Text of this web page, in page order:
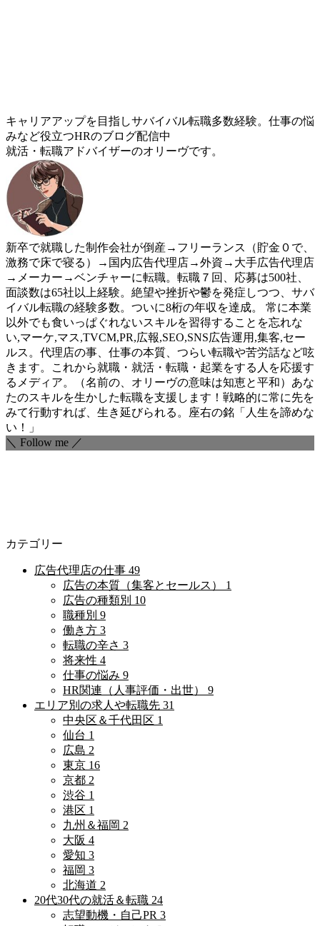
キャリアアップを目指しサバイバル転職多数経験。仕事の悩
みなど役立つHRのブログ配信中
就活・転職アドバイザーのオリーヴです。
新卒で就職した制作会社が倒産→フリーランス（貯金０で、
激務で床で寝る）→国内広告代理店→外資→大手広告代理店
→メーカー→ベンチャーに転職。転職７回、応募は500社、
面談数は65社以上経験。絶望や挫折や鬱を発症しつつ、サバ
イバル転職の経験多数。ついに8桁の年収を達成。 常に本業
以外でも食いっぱぐれないスキルを習得することを忘れな
い,マーケ,マス,TVCM,PR,広報,SEO,SNS広告運用,集客,セー
ルス。代理店の事、仕事の本質、つらい転職や苦労話など呟
きます。これから就職・就活・転職・起業をする人を応援す
るメディア。（名前の、オリーヴの意味は知恵と平和）あな
たのスキルを生かした転職を支援します！戦略的に常に先を
みて行動すれば、生き延びられる。座右の銘「人生を諦めな
い！」
＼ Follow me ／
カテゴリー
広告代理店の仕事 49
広告の本質（集客とセールス） 1
広告の種類別 10
職種別 9
働き方 3
転職の辛さ 3
将来性 4
仕事の悩み 9
HR関連（人事評価・出世） 9
エリア別の求人や転職先 31
中央区＆千代田区 1
仙台 1
広島 2
東京 16
京都 2
渋谷 1
港区 1
九州＆福岡 2
大阪 4
愛知 3
福岡 3
北海道 2
20代30代の就活＆転職 24
志望動機・自己PR 3